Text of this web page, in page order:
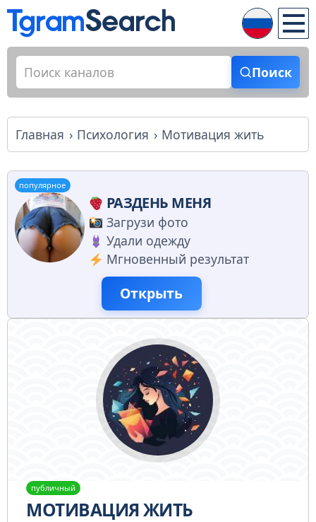
Поиск
Главная Психология Мотивация жить
популярное
РАЗДЕНЬ МЕНЯ
Загрузи фото
Удали одежду
Мгновенный результат
Открыть
публичный
МОТИВАЦИЯ ЖИТЬ